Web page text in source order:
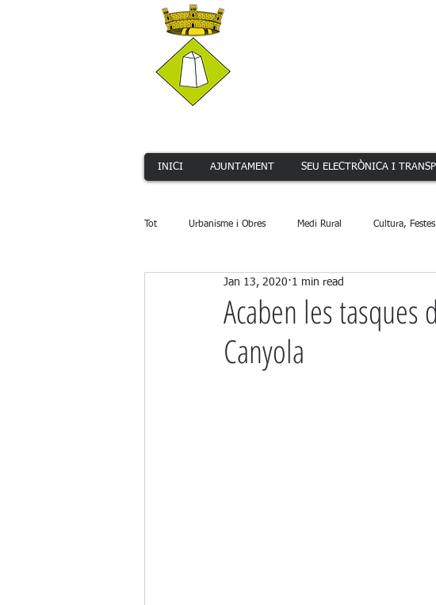
INICI AJUNTAMENT SEU ELECTRÒNICA I
Tot Urbanisme i Obres Medi Rural Cultura,
Serveis Públics Promoció Econòmica
Acaben les tasques
Canyola
Jan 13, 2020 1 min read